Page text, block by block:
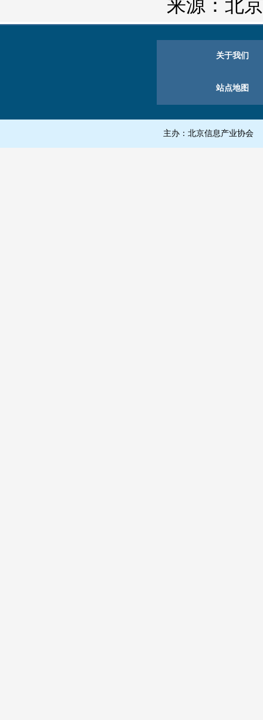
来源：北
关于我们
站点地图
主办：北京信息产业协